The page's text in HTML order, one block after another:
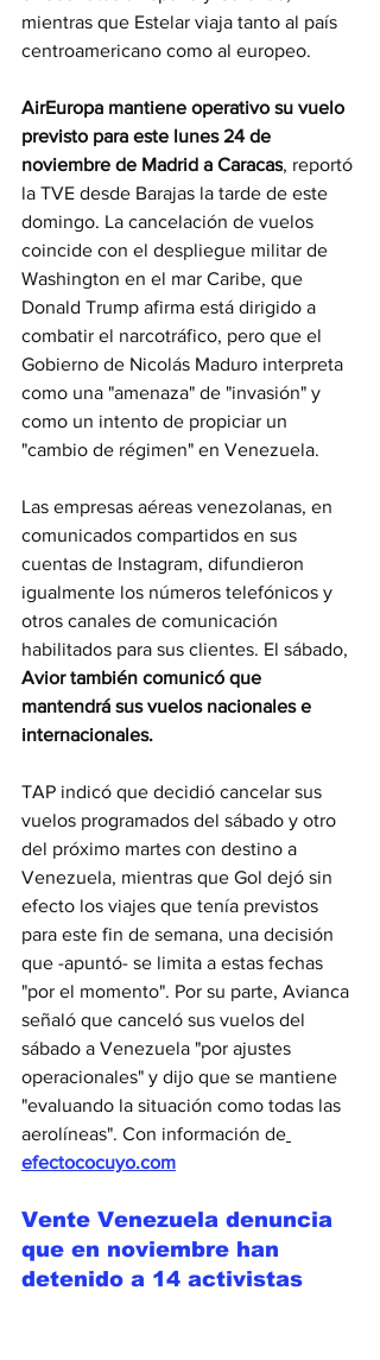
mientras que Estelar viaja tanto al país
centroamericano como al europeo.
AirEuropa mantiene operativo su vuelo
previsto para este lunes 24 de
noviembre de Madrid a Caracas, reportó
la TVE desde Barajas la tarde de este
domingo. La cancelación de vuelos
coincide con el despliegue militar de
Washington en el mar Caribe, que
Donald Trump afirma está dirigido a
combatir el narcotráfico, pero que el
Gobierno de Nicolás Maduro interpreta
como una "amenaza" de "invasión" y
como un intento de propiciar un
"cambio de régimen" en Venezuela.
Las empresas aéreas venezolanas, en
comunicados compartidos en sus
cuentas de Instagram, difundieron
igualmente los números telefónicos y
otros canales de comunicación
habilitados para sus clientes. El sábado,
Avior también comunicó que
mantendrá sus vuelos nacionales e
internacionales.
TAP indicó que decidió cancelar sus
vuelos programados del sábado y otro
del próximo martes con destino a
Venezuela, mientras que Gol dejó sin
efecto los viajes que tenía previstos
para este fin de semana, una decisión
que -apuntó- se limita a estas fechas
"por el momento". Por su parte, Avianca
señaló que canceló sus vuelos del
sábado a Venezuela "por ajustes
operacionales" y dijo que se mantiene
"evaluando la situación como todas las
aerolíneas". Con información de
efectococuyo.com
Vente Venezuela denuncia
que en noviembre han
detenido a 14 activistas